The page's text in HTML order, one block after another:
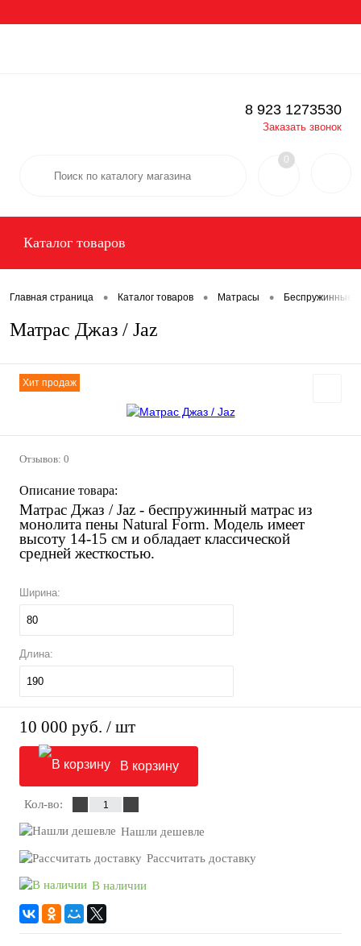
8 923 1273530
Заказать звонок
0
Каталог товаров
Главная страница • Каталог товаров • Матрасы • Беспружинные
Матрас Джаз / Jaz
Хит продаж
Отзывов: 0
Описание товара:
Матрас Джаз / Jaz - беспружинный матрас из
монолита пены Natural Form. Модель имеет
высоту 14-15 см и обладает классической
средней жесткостью.
Ширина:
80
Длина:
190
10 000 руб. / шт
В корзину
Кол-во:
Нашли дешевле
Рассчитать доставку
В наличии